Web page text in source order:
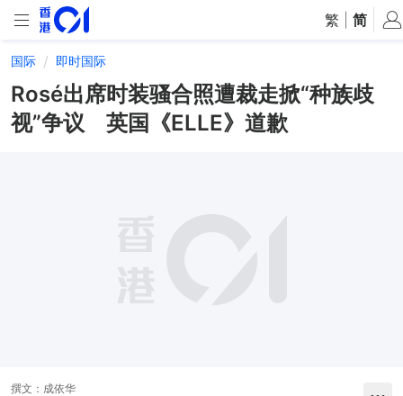
繁 简
国际 即时国际
Rosé出席时装骚合照遭裁走掀“种族歧
视”争议 英国《ELLE》道歉
撰文： 成依华